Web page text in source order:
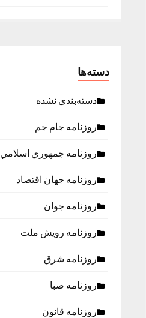
دسته‌ها
دسته‌بندی نشده
روزنامه جام جم
روزنامه جمهوري اسلامي
روزنامه جهان اقتصاد
روزنامه جوان
روزنامه رویش ملت
روزنامه شرق
روزنامه صبا
روزنامه قانون